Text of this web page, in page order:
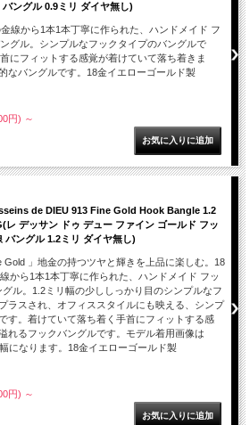
バングル 0.9ミリ ダイヤ無し)
線から1本1本丁寧に作られた、ハンドメイド フ
グル。シンプルなフックタイプのバングルで
にフィットする感覚が着けていて落ち着きま
なバングルです。18金イエローゴールド製
円) ～
de DIEU 913 Fine Gold Hook Bangle 1.2
レ デッサン ドゥ デュー ファイン ゴールド フッ
バングル 1.2ミリ ダイヤ無し)
Gold 」地金の持つツヤと輝きを上品に楽しむ。18
から1本1本丁寧に作られた、ハンドメイド フッ
グル。1.2ミリ幅の少ししっかり目のシンプルなフ
ラスされ、オフィススタイルにも映える、シンプ
す。着けていて落ち着く手首にフィットする感
れるフックバングルです。モデル着用画像は
になります。18金イエローゴールド製
円) ～